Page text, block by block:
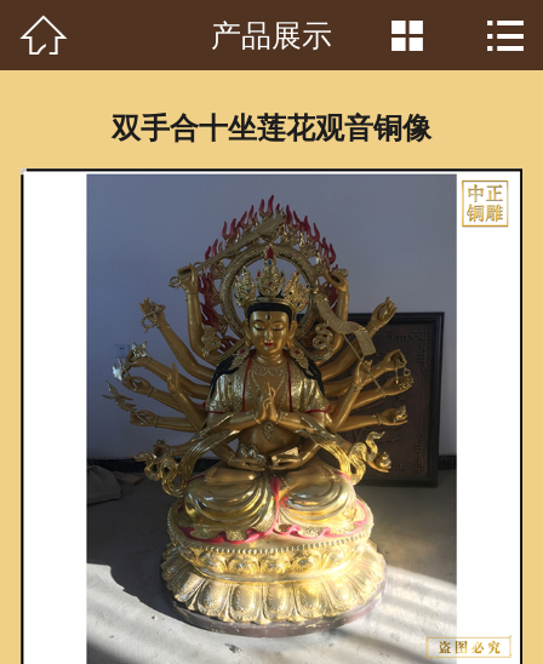
首页
常识问答
新闻资讯
荣誉资质
泥塑鉴赏
联系我们
 产品展示  
双手合十坐莲花观音铜像